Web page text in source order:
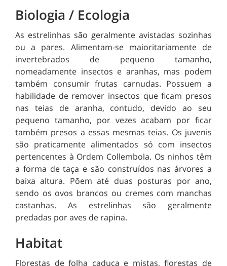
Biologia / Ecologia
As estrelinhas são geralmente avistadas sozinhas
ou a pares. Alimentam-se maioritariamente de
invertebrados de pequeno tamanho,
nomeadamente insectos e aranhas, mas podem
também consumir frutas carnudas. Possuem a
habilidade de remover insectos que ficam presos
nas teias de aranha, contudo, devido ao seu
pequeno tamanho, por vezes acabam por ficar
também presos a essas mesmas teias. Os juvenis
são praticamente alimentados só com insectos
pertencentes à Ordem Collembola. Os ninhos têm
a forma de taça e são construídos nas árvores a
baixa altura. Põem até duas posturas por ano,
sendo os ovos brancos ou cremes com manchas
castanhas. As estrelinhas são geralmente
predadas por aves de rapina.
Habitat
Florestas de folha caduca e mistas, florestas de